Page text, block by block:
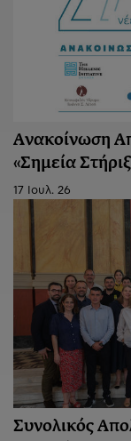
Ανακοίνωση
«Σημεία
17 Ιουλ. 26
Συνολικός